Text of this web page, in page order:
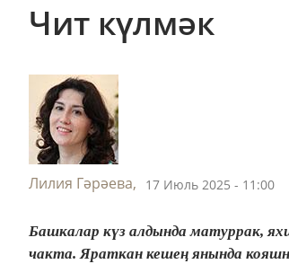
Чит күлмәк
Лилия Гәрәева, 17 Июль 2025 - 11:00
Башкалар күз алдында матуррак,
чакта. Яраткан кешең янында